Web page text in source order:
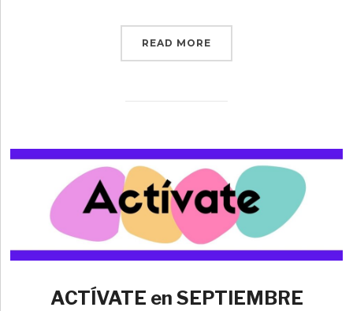
READ MORE
ACTÍVATE en SEPTIEMBRE